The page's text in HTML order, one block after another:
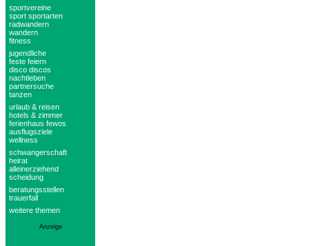
sportvereine
sport sportarten
radwandern
wandern
fitness
jugendliche
feste feiern
disco discos
nachtleben
partnersuche
tanzen
urlaub & reisen
hotels & zimmer
ferienhaus fewos
ausflugsziele
wellness
schwangerschaft
heirat
alleinerziehend
scheidung
beratungsstellen
trauerfall
weitere themen
Anzeige